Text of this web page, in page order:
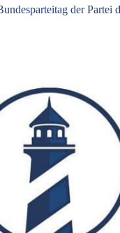
der Partei